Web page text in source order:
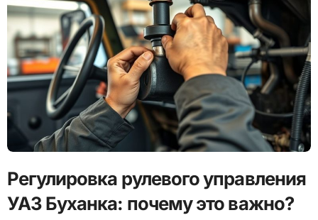
Регулировка рулевого управления
УАЗ Буханка: почему это важно?